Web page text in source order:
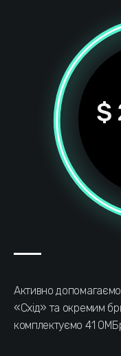
Активно
«Схід» та окремим
комплектуємо 41
$